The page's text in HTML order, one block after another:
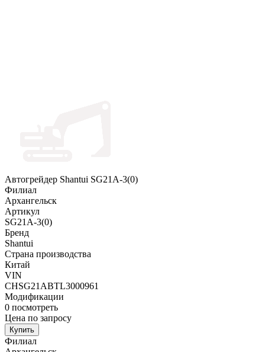
Автогрейдер Shantui SG21A-3(0)
Филиал
Архангельск
Артикул
SG21A-3(0)
Бренд
Shantui
Страна производства
Китай
VIN
CHSG21ABTL3000961
Модификации
0 посмотреть
Цена по запросу
Купить
Филиал